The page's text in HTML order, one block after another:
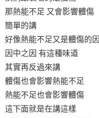
那熱能不足 又會影響體傷
簡單的講
好像熱能不足又是體傷的因
因中之因 有這種味道
其實再反過來講
體傷也會影響熱能不足
熱能不足也會影響體傷
這下面就是在講這樣